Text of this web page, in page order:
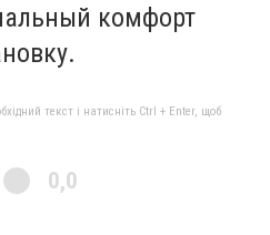
комфорт
текст і натисніть Ctrl + Enter, щоб
0,0